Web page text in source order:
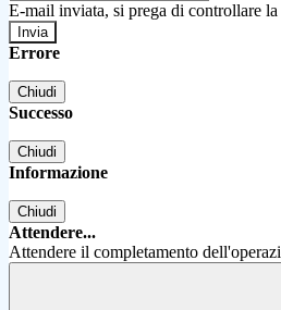
E-mail inviata, si prega di controllare
Errore
Chiudi
Successo
Chiudi
Informazione
Chiudi
Attendere...
Attendere il completamento